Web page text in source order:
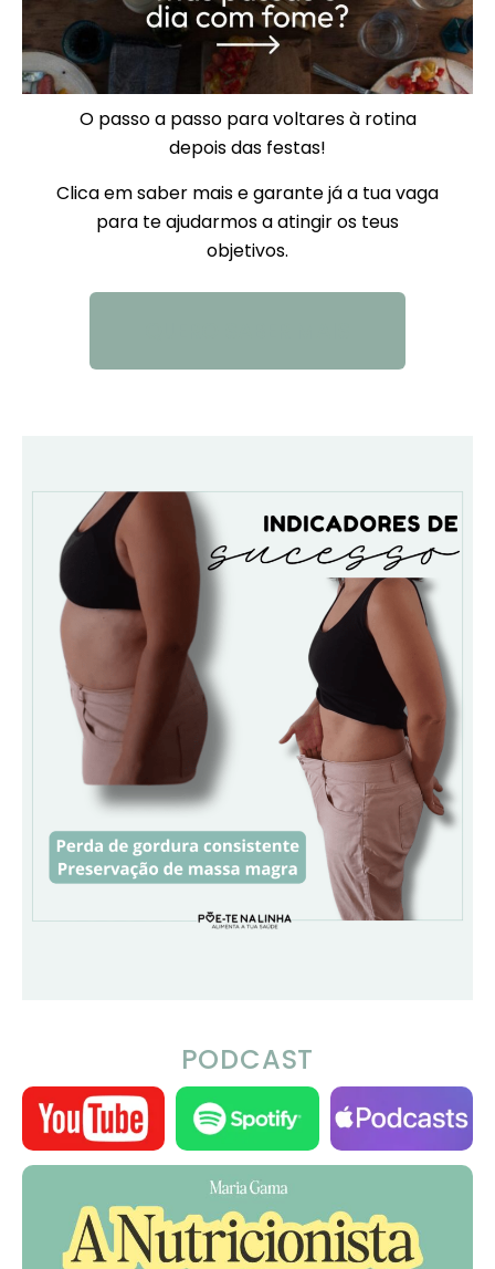
O passo a passo para voltares à rotina
depois das festas!
Clica em saber mais e garante já a tua vaga
para te ajudarmos a atingir os teus
objetivos.
PODCAST